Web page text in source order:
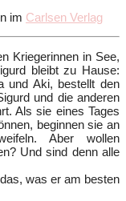
im Carlsen Verlag
Kriegerinnen in See,
bleibt zu Hause:
und Aki, bestellt den
und die anderen
Als sie eines Tages
beginnen sie an
Aber wollen
Und sind denn alle
was er am besten